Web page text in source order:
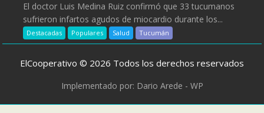
El doctor Luis Medina Ruiz confirmó que 33 tucumanos
sufrieron infartos agudos de miocardio durante los...
Destacadas Populares Salud Tucumán
ElCooperativo © 2026 Todos los derechos reservados